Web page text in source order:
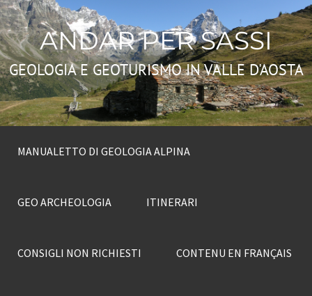
ANDAR PER SASSI
GEOLOGIA E GEOTURISMO IN VALLE D'AOSTA
MANUALETTO DI GEOLOGIA ALPINA
GEO ARCHEOLOGIA ITINERARI
CONSIGLI NON RICHIESTI CONTENU EN FRANÇAIS